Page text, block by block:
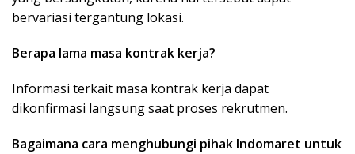
bervariasi tergantung lokasi.
Berapa lama masa kontrak kerja?
Informasi terkait masa kontrak kerja dapat
dikonfirmasi langsung saat proses rekrutmen.
Bagaimana cara menghubungi pihak Indomaret untuk